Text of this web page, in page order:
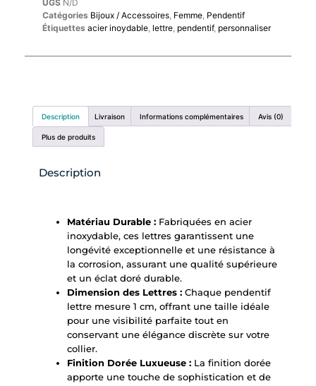
UGS N/D
Catégories Bijoux / Accessoires Femme Pendentif
Étiquettes acier inoydable lettre pendentif, personnaliser
Description Livraison Informations complémentaires Avis (0)
Plus de produits
Description
Matériau Durable : Fabriquées en acier
inoxydable, ces lettres garantissent une
longévité exceptionnelle et une résistance à
la corrosion, assurant une qualité supérieure
et un éclat doré durable.
Dimension des Lettres : Chaque pendentif
lettre mesure 1 cm, offrant une taille idéale
pour une visibilité parfaite tout en
conservant une élégance discrète sur votre
collier.
Finition Dorée Luxueuse : La finition dorée
apporte une touche de sophistication et de